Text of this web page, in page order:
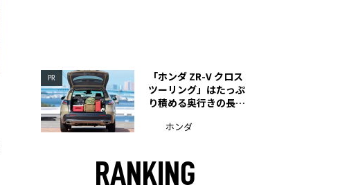
PR
「ホンダ ZR-V クロス
ツーリング」はたっぷ
り積める奥行きの長い
ホンダ
RANKING